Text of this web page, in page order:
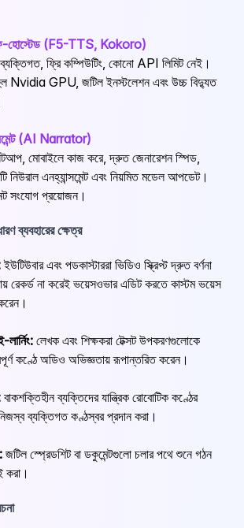
হোস্টেড (F5-TTS, Kokoro)
ফ্রি কম্পিউটিং, কোনো API লিমিট নেই।
Nvidia GPU, জটিল ইনস্টলেশন এবং উচ্চ বিদ্যুত
(AI Narrator)
মোবাইলে কাজ করে, দ্রুত জেনারেশন স্পিড,
নিউরাল এনহ্যান্সমেন্ট এবং নিয়মিত মডেল আপডেট।
সংযোগ প্রয়োজন।
ব্যবহারের ক্ষেত্র
ইউটিউবার এবং পডকাস্টাররা ভিডিও স্ক্রিপ্ট দ্রুত বর্ণনা
রেকর্ড না করেই ভয়েসওভার এডিট করতে কাস্টম ভয়েস
লেখক এবং শিক্ষকরা টেক্সট উপকরণগুলোকে
কণ্ঠে অডিও অভিজ্ঞতায় রূপান্তরিত করেন।
বাকশক্তিহীন ব্যক্তিদের যান্ত্রিক রোবোটিক কণ্ঠের
নিজস্ব ব্যক্তিগত কণ্ঠস্বর প্রদান করা।
জটিল স্প্রেডশিট বা ডকুমেন্টগুলো চলার পথে শুনে গঠন
করা।